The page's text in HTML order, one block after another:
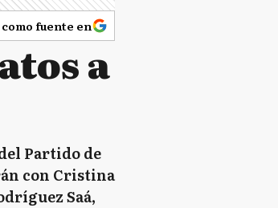
fuente en
a
Partido de
con Cristina
Saá,